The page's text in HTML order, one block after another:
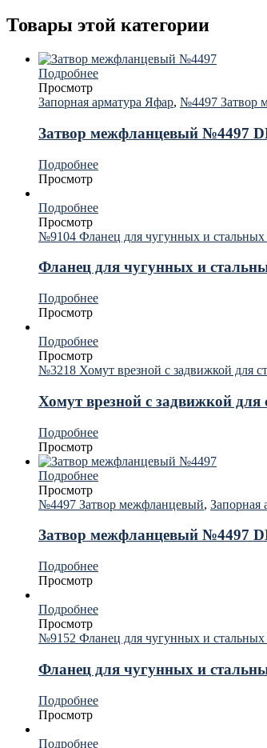
Товары этой категории
Подробнее
Просмотр
Запорная арматура Яфар, №4497 Затвор
Затвор межфланцевый №4497
Подробнее
Просмотр
Подробнее
Просмотр
№9104 Фланец для чугунных и стальных
Фланец для чугунных и
Подробнее
Просмотр
Подробнее
Просмотр
№3218 Хомут врезной с задвижкой для
Хомут врезной с задвижкой
Подробнее
Просмотр
Подробнее
Просмотр
№4497 Затвор межфланцевый, Запорная
Затвор межфланцевый №4497
Подробнее
Просмотр
Подробнее
Просмотр
№9152 Фланец для чугунных и стальных
Фланец для чугунных и
Подробнее
Просмотр
Подробнее